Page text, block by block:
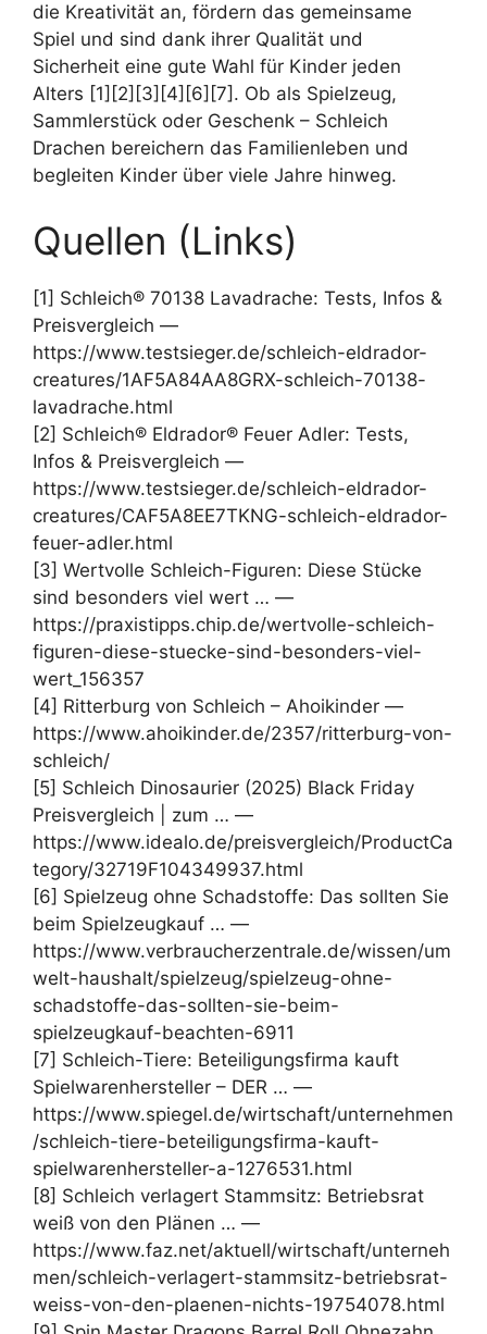
die Kreativität an, fördern das gemeinsame
Spiel und sind dank ihrer Qualität und
Sicherheit eine gute Wahl für Kinder jeden
Alters [1][2][3][4][6][7]. Ob als Spielzeug,
Sammlerstück oder Geschenk – Schleich
Drachen bereichern das Familienleben und
begleiten Kinder über viele Jahre hinweg.
Quellen (Links)
[1] Schleich® 70138 Lavadrache: Tests, Infos &
Preisvergleich —
https://www.testsieger.de/schleich-eldrador-
creatures/1AF5A84AA8GRX-schleich-70138-
lavadrache.html
[2] Schleich® Eldrador® Feuer Adler: Tests,
Infos & Preisvergleich —
https://www.testsieger.de/schleich-eldrador-
creatures/CAF5A8EE7TKNG-schleich-eldrador-
feuer-adler.html
[3] Wertvolle Schleich-Figuren: Diese Stücke
sind besonders viel wert … —
https://praxistipps.chip.de/wertvolle-schleich-
figuren-diese-stuecke-sind-besonders-viel-
wert_156357
[4] Ritterburg von Schleich – Ahoikinder —
https://www.ahoikinder.de/2357/ritterburg-von-
schleich/
[5] Schleich Dinosaurier (2025) Black Friday
Preisvergleich | zum … —
https://www.idealo.de/preisvergleich/ProductCa
tegory/32719F104349937.html
[6] Spielzeug ohne Schadstoffe: Das sollten Sie
beim Spielzeugkauf … —
https://www.verbraucherzentrale.de/wissen/um
welt-haushalt/spielzeug/spielzeug-ohne-
schadstoffe-das-sollten-sie-beim-
spielzeugkauf-beachten-6911
[7] Schleich-Tiere: Beteiligungsfirma kauft
Spielwarenhersteller – DER … —
https://www.spiegel.de/wirtschaft/unternehmen
/schleich-tiere-beteiligungsfirma-kauft-
spielwarenhersteller-a-1276531.html
[8] Schleich verlagert Stammsitz: Betriebsrat
weiß von den Plänen … —
https://www.faz.net/aktuell/wirtschaft/unterneh
men/schleich-verlagert-stammsitz-betriebsrat-
weiss-von-den-plaenen-nichts-19754078.html